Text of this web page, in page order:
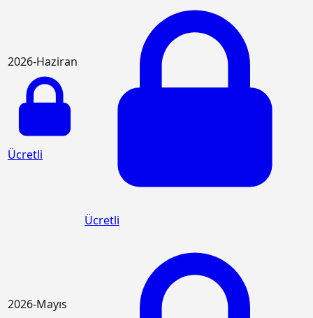
2026-Haziran
Ücretli
Ücretli
2026-Mayıs